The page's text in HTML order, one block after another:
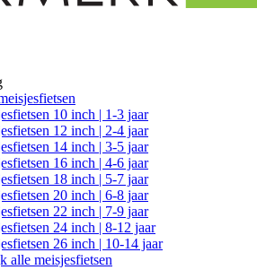
10 inch | 1-3 jaar
12 inch | 2-4 jaar
14 inch | 3-5 jaar
16 inch | 4-6 jaar
18 inch | 5-7 jaar
20 inch | 6-8 jaar
22 inch | 7-9 jaar
24 inch | 8-12 jaar
26 inch | 10-14 jaar
alle meisjesfietsen